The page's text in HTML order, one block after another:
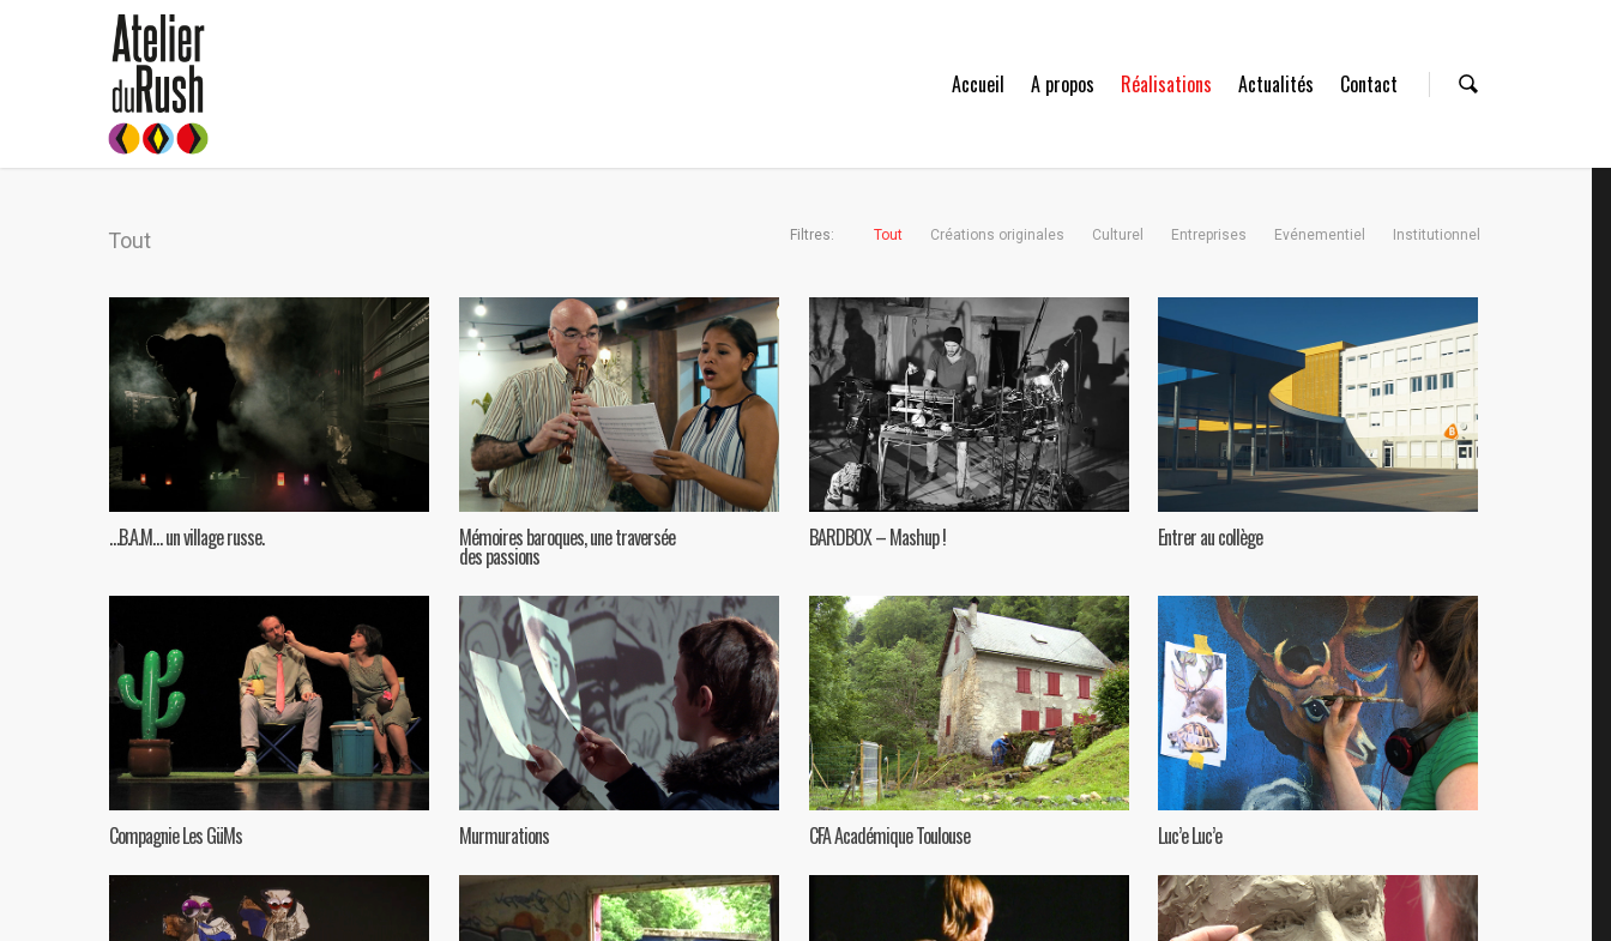
Accueil A propos Réalisations Actualités Contact
Tout Filtres: Tout Créations originales Culturel Entreprises Evénementiel Institutionnel
…B.A.M… un village russe. Mémoires baroques, une traversée
des passions
BARDBOX – Mashup ! Entrer au collège
Compagnie Les GüMs Murmurations CFA Académique Toulouse Luc’e Luc’e